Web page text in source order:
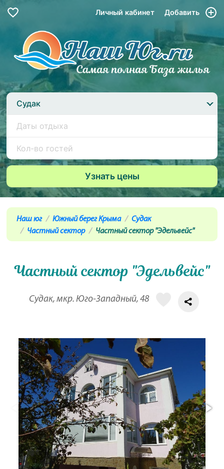
Личный кабинет Добавить
Судак
Наш юг Южный берег Крыма
Судак
Частный сектор
Частный сектор "Эдельвейс"
Частный сектор "Эдельвейс"
Судак, мкр. Юго-Западный, 48